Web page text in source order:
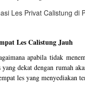
Les Calistung Jauh
apabila tidak
yang dekat dengan rumah
les yang menyediakan